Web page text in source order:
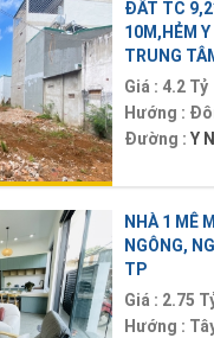
ĐẤT TC
10M,HẺM Y
TRUNG
Giá : 4.2 Tỷ
Hướng :
Đường : Y
NHÀ 1 MÊ
NGÔNG,
TP
Giá : 2.75
Hướng :